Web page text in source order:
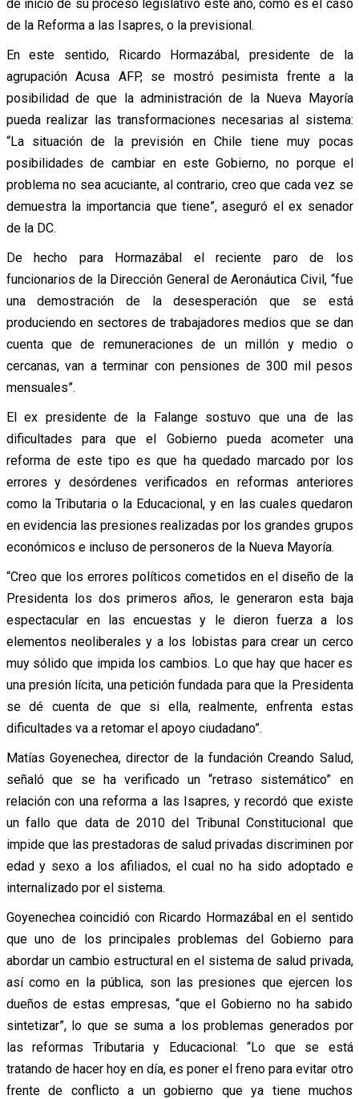
de inicio de su proceso legislativo este año, como es el caso
de la Reforma a las Isapres, o la previsional.
En este sentido, Ricardo Hormazábal, presidente de la
agrupación Acusa AFP, se mostró pesimista frente a la
posibilidad de que la administración de la Nueva Mayoría
pueda realizar las transformaciones necesarias al sistema:
“La situación de la previsión en Chile tiene muy pocas
posibilidades de cambiar en este Gobierno, no porque el
problema no sea acuciante, al contrario, creo que cada vez se
demuestra la importancia que tiene”, aseguró el ex senador
de la DC.
De hecho para Hormazábal el reciente paro de los
funcionarios de la Dirección General de Aeronáutica Civil, “fue
una demostración de la desesperación que se está
produciendo en sectores de trabajadores medios que se dan
cuenta que de remuneraciones de un millón y medio o
cercanas, van a terminar con pensiones de 300 mil pesos
mensuales”.
El ex presidente de la Falange sostuvo que una de las
dificultades para que el Gobierno pueda acometer una
reforma de este tipo es que ha quedado marcado por los
errores y desórdenes verificados en reformas anteriores
como la Tributaria o la Educacional, y en las cuales quedaron
en evidencia las presiones realizadas por los grandes grupos
económicos e incluso de personeros de la Nueva Mayoría.
“Creo que los errores políticos cometidos en el diseño de la
Presidenta los dos primeros años, le generaron esta baja
espectacular en las encuestas y le dieron fuerza a los
elementos neoliberales y a los lobistas para crear un cerco
muy sólido que impida los cambios. Lo que hay que hacer es
una presión lícita, una petición fundada para que la Presidenta
se dé cuenta de que si ella, realmente, enfrenta estas
dificultades va a retomar el apoyo ciudadano”.
Matías Goyenechea, director de la fundación Creando Salud,
señaló que se ha verificado un “retraso sistemático” en
relación con una reforma a las Isapres, y recordó que existe
un fallo que data de 2010 del Tribunal Constitucional que
impide que las prestadoras de salud privadas discriminen por
edad y sexo a los afiliados, el cual no ha sido adoptado e
internalizado por el sistema.
Goyenechea coincidió con Ricardo Hormazábal en el sentido
que uno de los principales problemas del Gobierno para
abordar un cambio estructural en el sistema de salud privada,
así como en la pública, son las presiones que ejercen los
dueños de estas empresas, “que el Gobierno no ha sabido
sintetizar”, lo que se suma a los problemas generados por
las reformas Tributaria y Educacional: “Lo que se está
tratando de hacer hoy en día, es poner el freno para evitar otro
frente de conflicto a un gobierno que ya tiene muchos